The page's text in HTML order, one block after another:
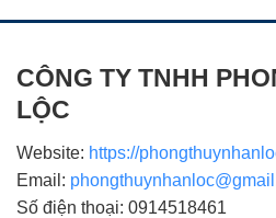
CÔNG TY TNHH
LỘC
Website: https://
Email:
Số điện thoại: 0914518461